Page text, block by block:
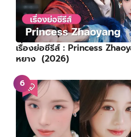
เรื่องย่อซีรีส์ : Princess
หยาง (2026)